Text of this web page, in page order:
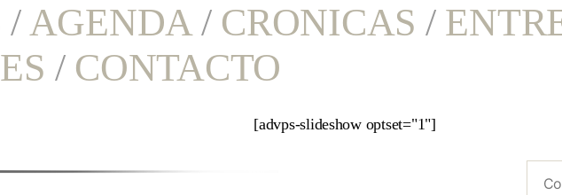
/AGENDA/ CRONICAS /
/ CONTACTO
[advps-slideshow optset="1"]